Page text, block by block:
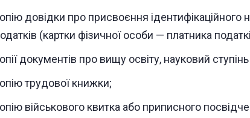
довідки про присвоєння ідентифікаційного
(картки фізичної особи — платника
документів про вищу освіту, науковий
трудової книжки;
військового квитка або приписного